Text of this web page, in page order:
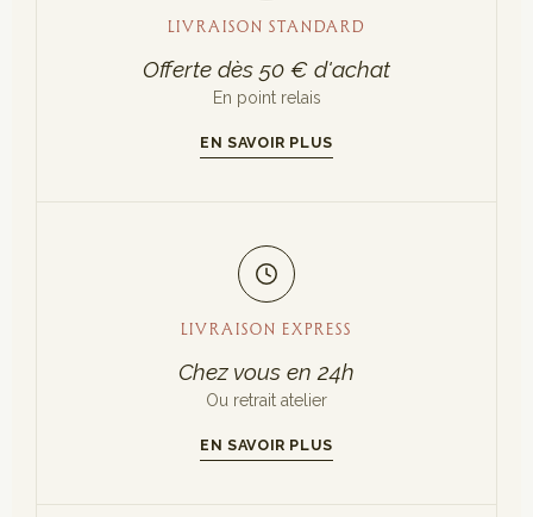
LIVRAISON STANDARD
Offerte dès 50 € d'achat
En point relais
EN SAVOIR PLUS
LIVRAISON EXPRESS
Chez vous en 24h
Ou retrait atelier
EN SAVOIR PLUS